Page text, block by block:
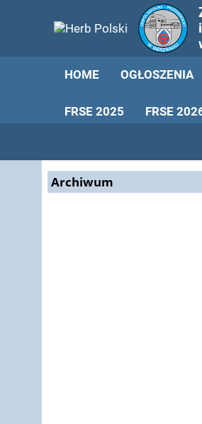
HOME OGŁOSZENIA
FRSE 2025 FRSE
w
szkole
Archiwum